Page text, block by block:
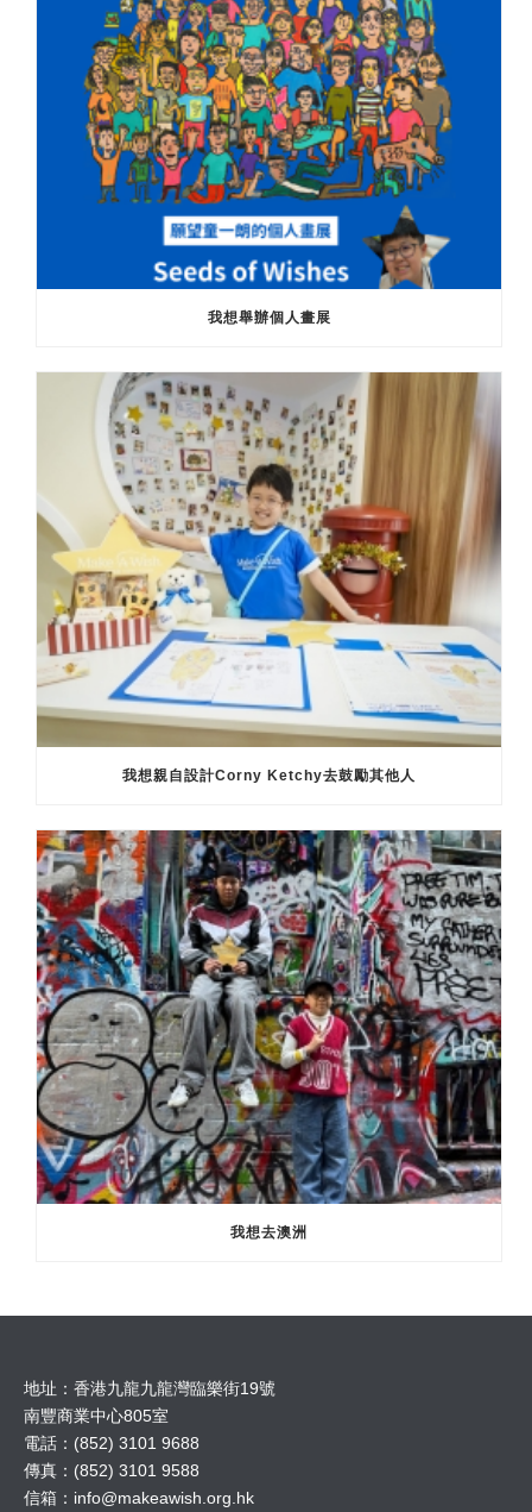
我想舉辦個人畫展
我想親自設計Corny Ketchy去鼓勵其他人
我想去澳洲
地址：香港九龍九龍灣臨樂街19號
南豐商業中心805室
電話：(852) 3101 9688
傳真：(852) 3101 9588
信箱： info@makeawish.org.hk